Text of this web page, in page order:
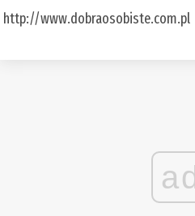
http://www.dobraosobiste.com.pl
ad